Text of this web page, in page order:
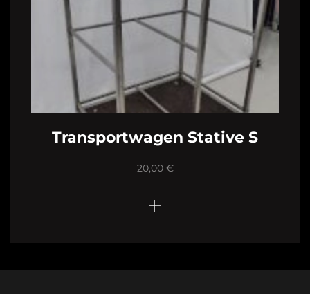
Transportwagen Stative S
20,00 €